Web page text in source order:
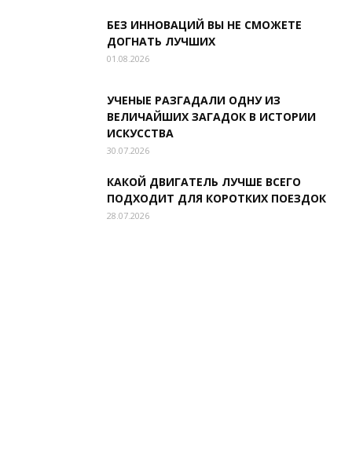
БЕЗ ИННОВАЦИЙ ВЫ НЕ СМОЖЕТЕ
ДОГНАТЬ ЛУЧШИХ
01.08.2026
УЧЕНЫЕ РАЗГАДАЛИ ОДНУ ИЗ
ВЕЛИЧАЙШИХ ЗАГАДОК В ИСТОРИИ
ИСКУССТВА
30.07.2026
КАКОЙ ДВИГАТЕЛЬ ЛУЧШЕ ВСЕГО
ПОДХОДИТ ДЛЯ КОРОТКИХ ПОЕЗДОК
28.07.2026